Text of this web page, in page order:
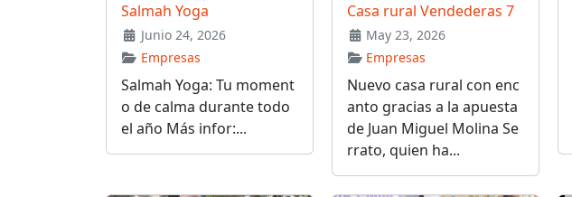
Salmah Yoga
Junio 24, 2026
Empresas
Salmah Yoga: Tu moment
o de calma durante todo
el año Más infor:...
Casa rural Vendederas 7
May 23, 2026
Empresas
Nuevo casa rural con enc
anto gracias a la apuesta
de Juan Miguel Molina Se
rrato, quien ha...